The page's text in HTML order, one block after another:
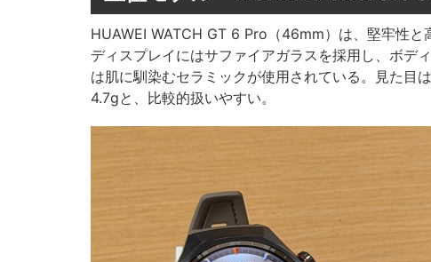
HUAWEI WATCH GT 6 Pro（46mm）は、堅牢性と
ディスプレイにはサファイアガラスを採用し、ボデ
は肌に馴染むセラミックが使用されている。見た目
4.7gと、比較的扱いやすい。